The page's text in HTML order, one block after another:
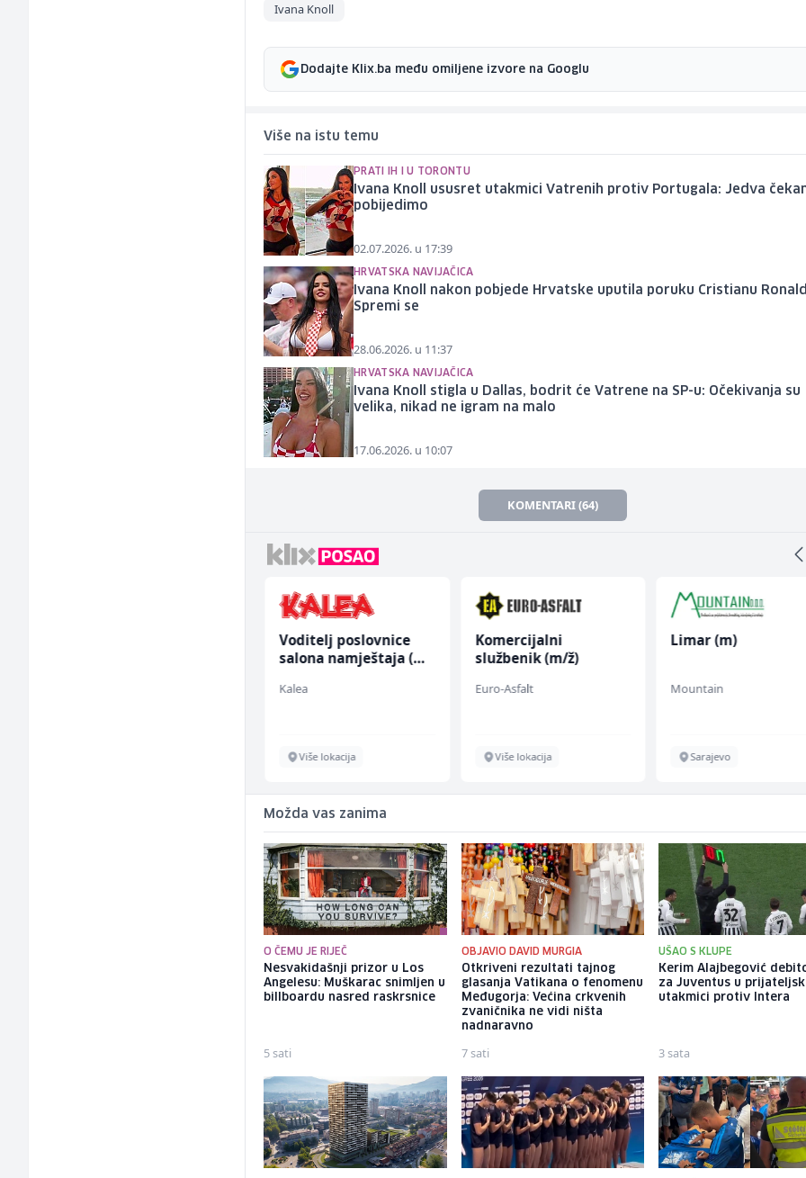
Ivana Knoll
Dodajte Klix.ba među omiljene izvore na Googlu
Više na istu temu
PRATI IH I U TORONTU
Ivana Knoll ususret utakmici Vatrenih protiv Portugala: Jedva
pobijedimo
02.07.2026. u 17:39
HRVATSKA NAVIJAČICA
Ivana Knoll nakon pobjede Hrvatske uputila poruku Cristianu
Spremi se
28.06.2026. u 11:37
HRVATSKA NAVIJAČICA
Ivana Knoll stigla u Dallas, bodrit će Vatrene na SP-u: Očekivanja su
velika, nikad ne igram na malo
17.06.2026. u 10:07
KOMENTARI (64)
Voditelj poslovnice
salona namještaja (m/
Kalea
Više lokacija
Komercijalni
službenik (m/ž)
Euro-Asfalt
Više lokacija
Limar (m)
Mountain
Sarajevo
Možda vas zanima
O ČEMU JE RIJEČ
Nesvakidašnji prizor u Los
Angelesu: Muškarac snimljen u
billboardu nasred raskrsnice
5 sati
OBJAVIO DAVID MURGIA
Otkriveni rezultati tajnog
glasanja Vatikana o fenomenu
Međugorja: Većina crkvenih
zvaničnika ne vidi ništa
nadnaravno
7 sati
UŠAO S KLUPE
Kerim Alajbegović
za Juventus u
utakmici protiv Intera
3 sata